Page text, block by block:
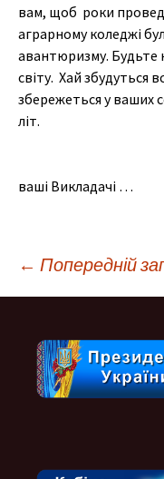
вам, щоб роки
аграрному коледжі
авантюризму. Будьте
світу. Хай збудуться
збережеться у ваших
З
ваші Викладачі …
по
запису
← Попередній